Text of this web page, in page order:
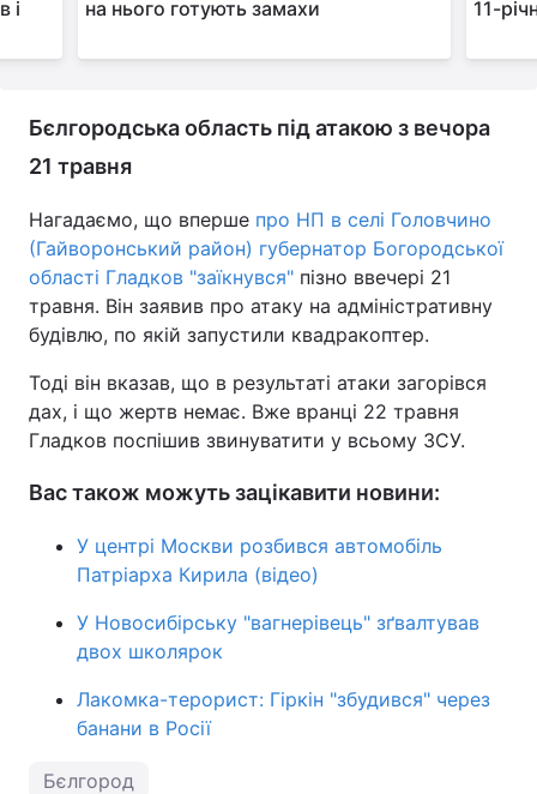
і
на нього готують замахи
11-
Бєлгородська область під атакою з вечора
21 травня
Нагадаємо, що вперше про НП в селі Головчино
(Гайворонський район) губернатор Богородської
області Гладков "заїкнувся" пізно ввечері 21
травня. Він заявив про атаку на адміністративну
будівлю, по якій запустили квадракоптер.
Тоді він вказав, що в результаті атаки загорівся
дах, і що жертв немає. Вже вранці 22 травня
Гладков поспішив звинуватити у всьому ЗСУ.
Вас також можуть зацікавити новини:
У центрі Москви розбився автомобіль
Патріарха Кирила (відео)
У Новосибірську "вагнерівець" зґвалтував
двох школярок
Лакомка-терорист: Гіркін "збудився" через
банани в Росії
Бєлгород